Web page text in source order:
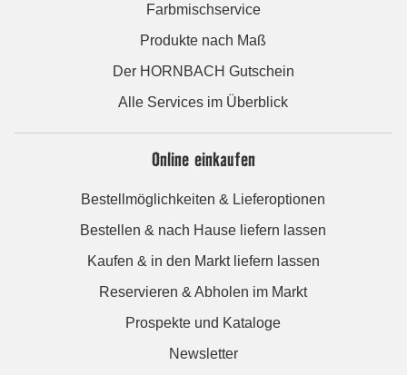
Farbmischservice
Produkte nach Maß
Der HORNBACH Gutschein
Alle Services im Überblick
Online einkaufen
Bestellmöglichkeiten & Lieferoptionen
Bestellen & nach Hause liefern lassen
Kaufen & in den Markt liefern lassen
Reservieren & Abholen im Markt
Prospekte und Kataloge
Newsletter